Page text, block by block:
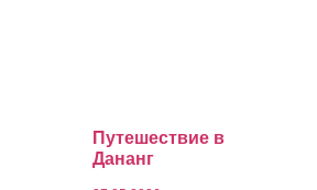
Путешествие в
Дананг